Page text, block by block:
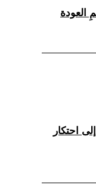
احتكار